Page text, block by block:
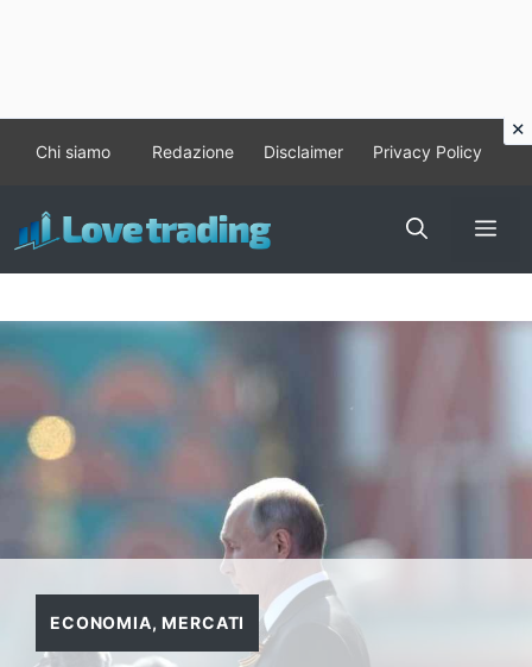
contenuto
Chi siamo Redazione Disclaimer Privacy Policy
ECONOMIA,MERCATI